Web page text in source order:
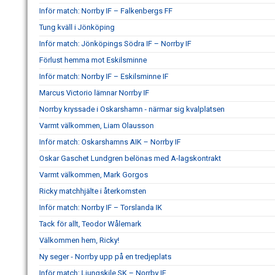
Inför match: Norrby IF – Falkenbergs FF
Tung kväll i Jönköping
Inför match: Jönköpings Södra IF – Norrby IF
Förlust hemma mot Eskilsminne
Inför match: Norrby IF – Eskilsminne IF
Marcus Victorio lämnar Norrby IF
Norrby kryssade i Oskarshamn - närmar sig kvalplatsen
Varmt välkommen, Liam Olausson
Inför match: Oskarshamns AIK – Norrby IF
Oskar Gaschet Lundgren belönas med A-lagskontrakt
Varmt välkommen, Mark Gorgos
Ricky matchhjälte i återkomsten
Inför match: Norrby IF – Torslanda IK
Tack för allt, Teodor Wålemark
Välkommen hem, Ricky!
Ny seger - Norrby upp på en tredjeplats
Inför match: Ljungskile SK – Norrby IF